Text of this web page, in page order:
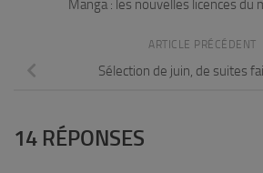
Manga : les nouvelles licences du
ARTICLE PRÉCÉDENT
Sélection de juin, de suites
14 RÉPONSES